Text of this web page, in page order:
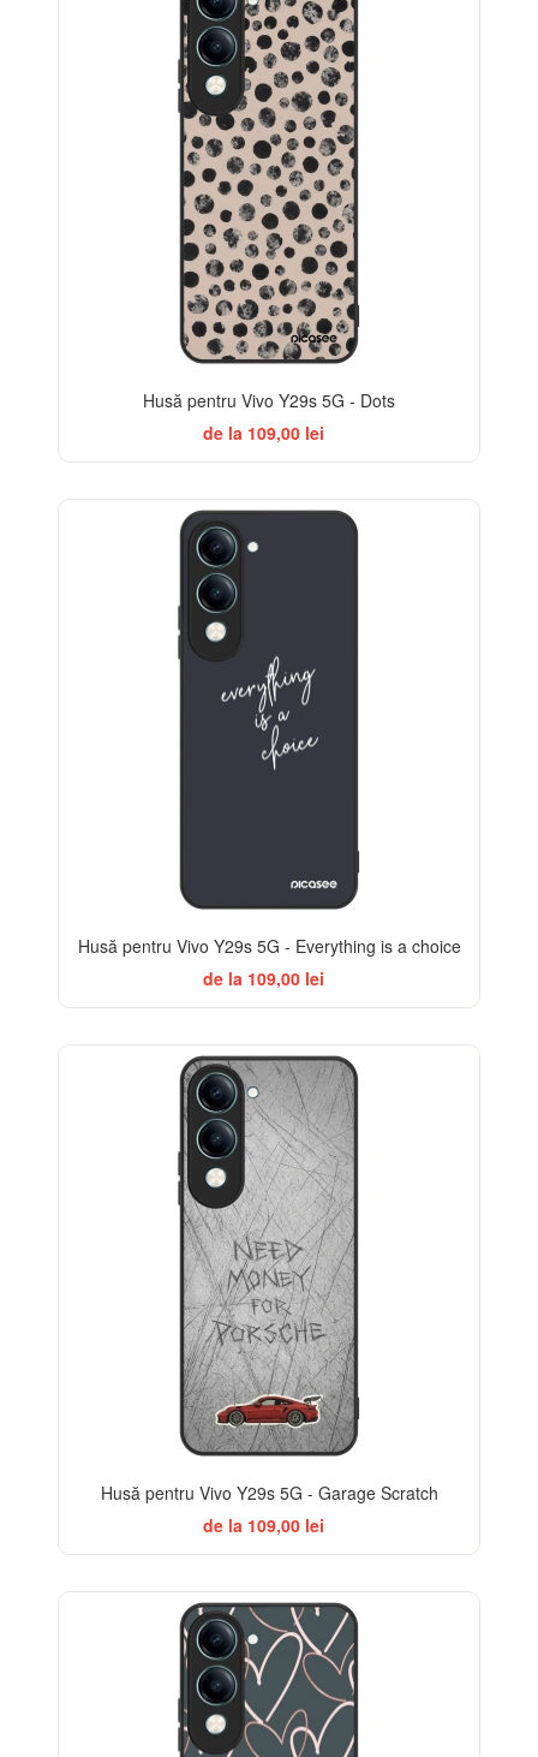
Husă pentru Vivo Y29s 5G - Dots
de la 109,00 lei
Husă pentru Vivo Y29s 5G - Everything is a choice
de la 109,00 lei
Husă pentru Vivo Y29s 5G - Garage Scratch
de la 109,00 lei